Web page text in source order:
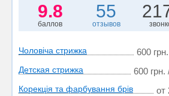
9.8
баллов
55
отзывов
Чоловіча стрижка 600
Детская стрижка 600 грн.
Корекція та фарбування брів от